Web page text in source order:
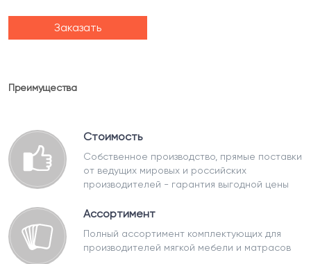
Заказать
Преимущества
Стоимость
Собственное производство, прямые поставки
от ведущих мировых и российских
производителей - гарантия выгодной цены
Ассортимент
Полный ассортимент комплектующих для
производителей мягкой мебели и матрасов